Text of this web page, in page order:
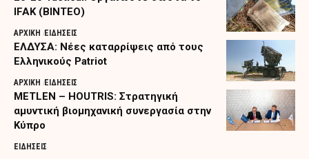
IFAK (ΒΙΝΤΕΟ)
ΑΡΧΙΚΗ ΕΙΔΗΣΕΙΣ
ΕΛΔΥΣΑ: Νέες καταρρίψεις από τους
Ελληνικούς Patriot
ΑΡΧΙΚΗ ΕΙΔΗΣΕΙΣ
METLEN – HOUTRIS: Στρατηγική
αμυντική βιομηχανική συνεργασία στην
Κύπρο
ΕΙΔΗΣΕΙΣ